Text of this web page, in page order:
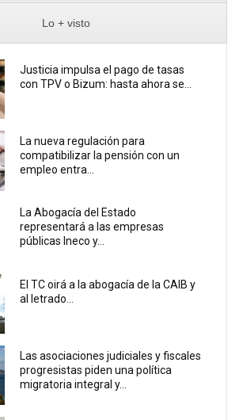
Lo + visto
Justicia impulsa el pago de tasas
con TPV o Bizum: hasta ahora se...
La nueva regulación para
compatibilizar la pensión con un
empleo entra...
La Abogacía del Estado
representará a las empresas
públicas Ineco y...
El TC oirá a la abogacía de la CAIB y
al letrado...
Las asociaciones judiciales y fiscales
progresistas piden una política
migratoria integral y...